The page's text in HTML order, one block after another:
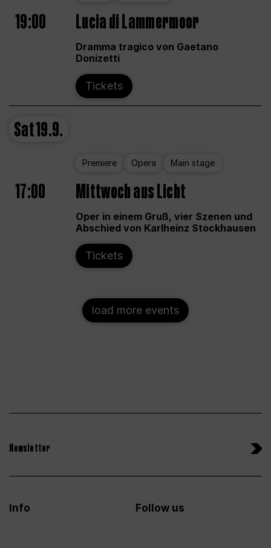
19:00 Lucia di Lammermoor
Dramma tragico von Gaetano
Donizetti
Tickets
Sat19.9.
Premiere Opera Main stage
17:00 Mittwoch aus Licht
Oper in einem Gruß, vier Szenen und
Abschied von Karlheinz Stockhausen
Tickets
load more events
Newsletter
Info Follow us